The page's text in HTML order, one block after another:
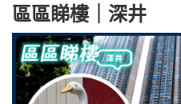
區區睇樓｜深井